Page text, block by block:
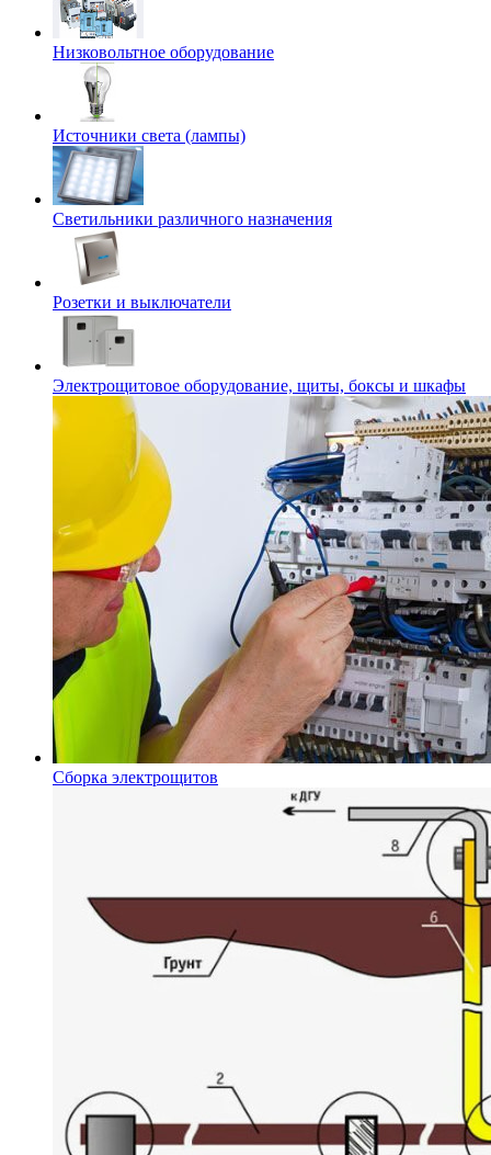
Низковольтное оборудование
Источники света (лампы)
Светильники различного назначения
Розетки и выключатели
Электрощитовое оборудование, щиты, боксы и шкафы
Сборка электрощитов